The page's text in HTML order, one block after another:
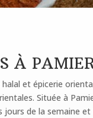
À
et épicerie
Située à
jours de la semaine